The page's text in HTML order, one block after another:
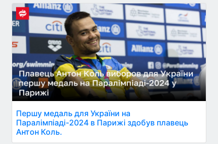
Першу медаль для України на
Паралімпіаді-2024 в Парижі здобув плавець
Антон Коль.